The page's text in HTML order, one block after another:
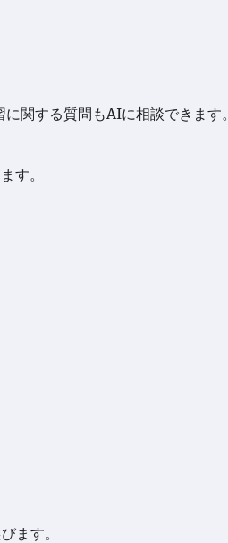
関する質問もAIに相談できます。
す。
ます。